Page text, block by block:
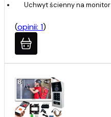
Uchwyt ścienny na monitor
(opinii: 1)